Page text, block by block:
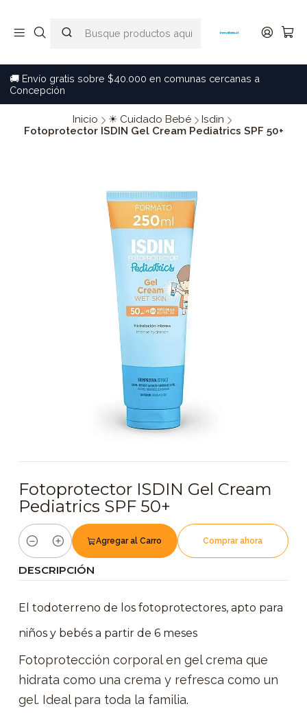
🚚 Envío gratis sobre $40.000 en comunas cercanas a
Concepción
Inicio ☀ Cuidado Bebé
Isdin
Fotoprotector ISDIN Gel Cream Pediatrics SPF 50+
Fotoprotector ISDIN Gel Cream
Pediatrics SPF 50+
Cantidad
Agregar al Carro Comprar ahora
DESCRIPCIÓN
El todoterreno de los fotoprotectores, apto para
niños y bebés a partir de 6 meses
Fotoprotección corporal en gel crema que
hidrata como una crema y refresca como un
gel. Ideal para toda la familia.